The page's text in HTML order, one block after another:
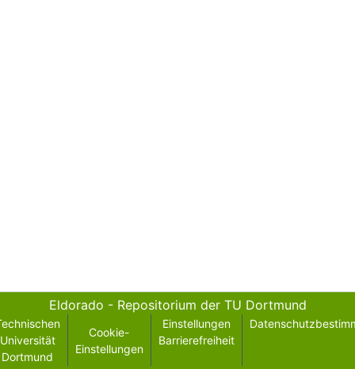
Eldorado - Repositorium der TU Dortmund
Universität
Dortmund
Cookie-
Einstellungen
Einstellungen
Barrierefreiheit